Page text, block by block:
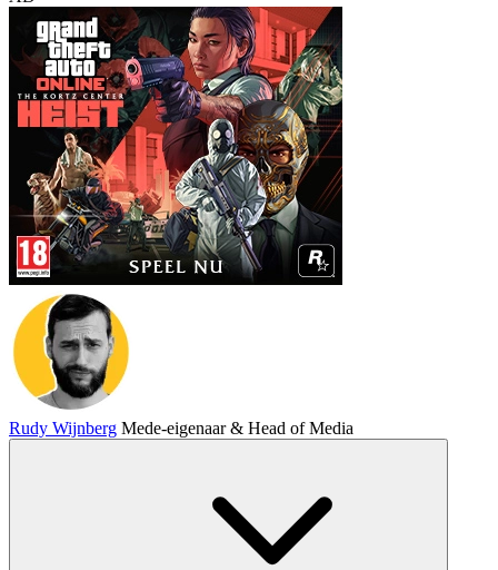
Rudy Wijnberg Mede-eigenaar & Head of Media